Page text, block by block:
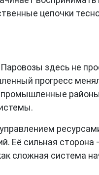
цепочки
здесь не
прогресс
промышленные
Её сильная сторона
сложная система